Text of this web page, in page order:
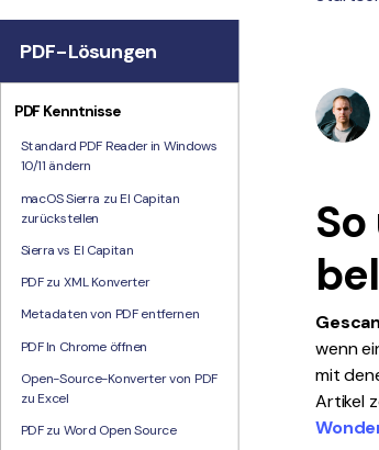
wenn
mit
Artikel
PDF-Lösungen
PDF Kenntnisse
Standard PDF Reader in Windows
10/11 ändern
macOS Sierra zu El Capitan
zurückstellen
Sierra vs El Capitan
PDF zu XML Konverter
Metadaten von PDF entfernen
PDF In Chrome öffnen
Open-Source-Konverter von PDF
zu Excel
PDF zu Word Open Source